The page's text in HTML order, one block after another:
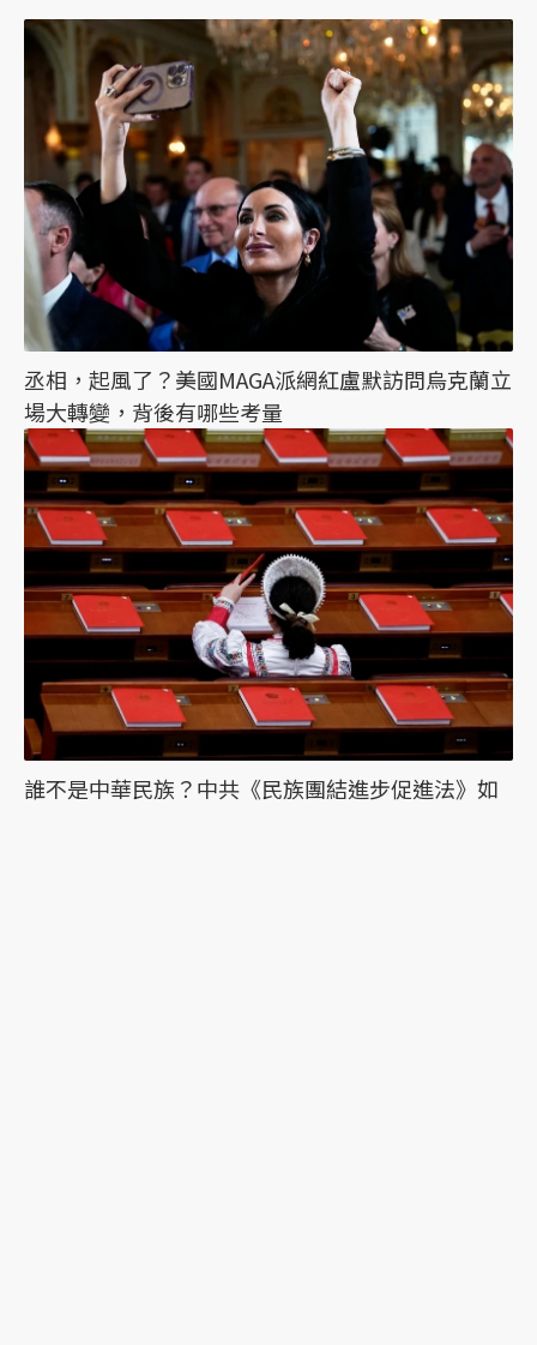
丞相，起風了？美國MAGA派網紅盧默訪問烏克蘭立
場大轉變，背後有哪些考量
誰不是中華民族？中共《民族團結進步促進法》如